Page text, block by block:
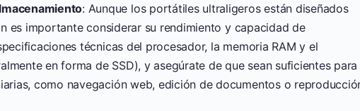
: Aunque los portátiles ultraligeros están diseñados
es importante considerar su rendimiento y capacidad de
técnicas del procesador, la memoria RAM y el
en forma de SSD), y asegúrate de que sean suficientes para
como navegación web, edición de documentos o